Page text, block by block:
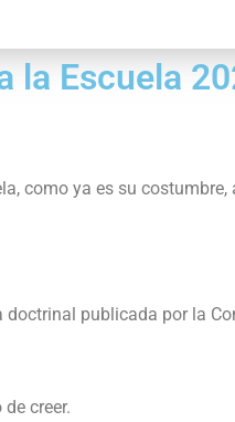
la Escuela
como ya es su costumbre,
publicada por la
creer.